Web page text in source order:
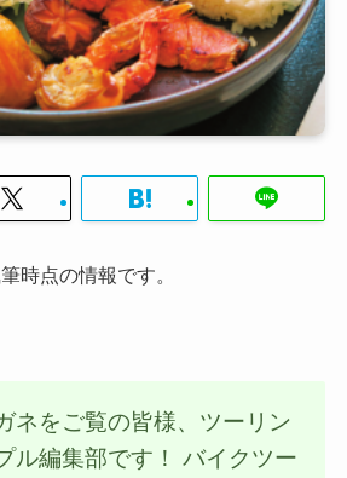
時点の情報です。
ネをご覧の皆様、ツーリン
ル編集部です！ バイクツー